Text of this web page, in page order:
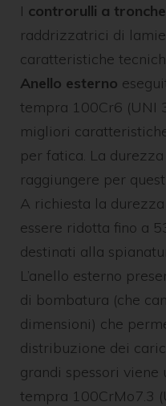
I controrulli a
raddrizzatrici di
caratteristiche
Anello esterno
tempra 100Cr6 (UNI
migliori
per fatica. La
raggiungere per
A richiesta la
essere ridotta fino a
destinati alla
L’anello esterno
di bombatura (che
dimensioni) che
distribuzione dei
grandi spessori viene
tempra 100CrMo7.3